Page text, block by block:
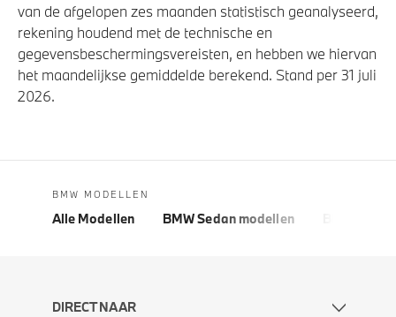
van de afgelopen zes maanden statistisch geanalyseerd,
rekening houdend met de technische en
gegevensbeschermingsvereisten, en hebben we hiervan
het maandelijkse gemiddelde berekend. Stand per 31 juli
2026.
BMW MODELLEN
Alle Modellen BMW Sedan modellen
DIRECT NAAR